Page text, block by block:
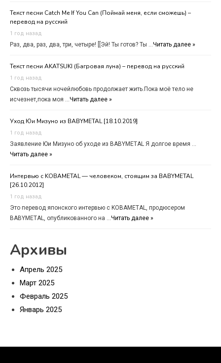
Текст песни Catch Me If You Can (Поймай меня, если сможешь) –
перевод на русский
1 год назад
Раз, два, раз, два, три, четыре! [[Эй! Ты готов? Ты …Читать далее »
Текст песни AKATSUKI (Багровая луна) – перевод на русский
1 год назад
Сквозь тысячи ночейлюбовь продолжает жить.Пока моё тело не
исчезнет,пока моя …Читать далее »
Уход Юи Мизуно из BABYMETAL [18.10.2019]
1 год назад
Заявление Юи Мизуно об уходе из BABYMETAL Я долгое время …
Читать далее »
Интервью с KOBAMETAL — человеком, стоящим за BABYMETAL
[26.10.2012]
1 год назад
Это перевод японского интервью с KOBAMETAL, продюсером
BABYMETAL, опубликованного на …Читать далее »
Архивы
Апрель 2025
Март 2025
Февраль 2025
Январь 2025